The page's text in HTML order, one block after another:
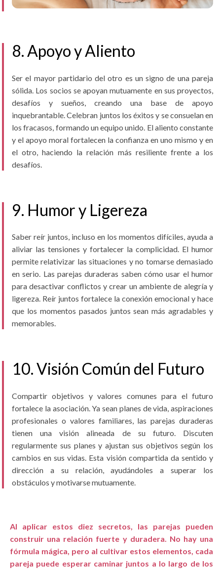
8. Apoyo y Aliento
Ser el mayor partidario del otro es un signo de una pareja
sólida. Los socios se apoyan mutuamente en sus proyectos,
desafíos y sueños, creando una base de apoyo
inquebrantable. Celebran juntos los éxitos y se consuelan en
los fracasos, formando un equipo unido. El aliento constante
y el apoyo moral fortalecen la confianza en uno mismo y en
el otro, haciendo la relación más resiliente frente a los
desafíos.
9. Humor y Ligereza
Saber reír juntos, incluso en los momentos difíciles, ayuda a
aliviar las tensiones y fortalecer la complicidad. El humor
permite relativizar las situaciones y no tomarse demasiado
en serio. Las parejas duraderas saben cómo usar el humor
para desactivar conflictos y crear un ambiente de alegría y
ligereza. Reír juntos fortalece la conexión emocional y hace
que los momentos pasados juntos sean más agradables y
memorables.
10. Visión Común del Futuro
Compartir objetivos y valores comunes para el futuro
fortalece la asociación. Ya sean planes de vida, aspiraciones
profesionales o valores familiares, las parejas duraderas
tienen una visión alineada de su futuro. Discuten
regularmente sus planes y ajustan sus objetivos según los
cambios en sus vidas. Esta visión compartida da sentido y
dirección a su relación, ayudándoles a superar los
obstáculos y motivarse mutuamente.
Al aplicar estos diez secretos, las parejas pueden
construir una relación fuerte y duradera. No hay una
fórmula mágica, pero al cultivar estos elementos, cada
pareja puede esperar caminar juntos a lo largo de los